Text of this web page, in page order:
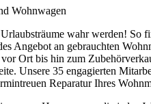
Wohnwagen
wahr werden! So
Angebot an gebrauchten
Ort bis hin zum
Unsere 35 engagierten
Reparatur Ihres